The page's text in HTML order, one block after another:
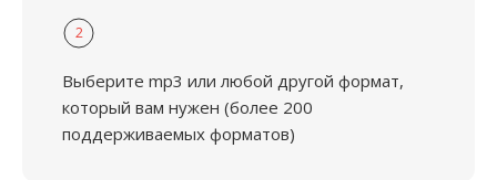
2
Выберите mp3 или любой другой формат,
который вам нужен (более 200
поддерживаемых форматов)